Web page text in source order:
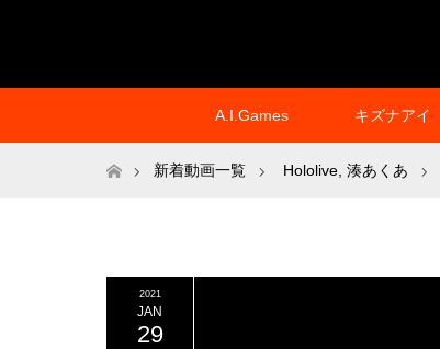
A.I.Games キズナアイ
ホーム新着動画一覧 Hololive 湊あくあ
2021
JAN
29